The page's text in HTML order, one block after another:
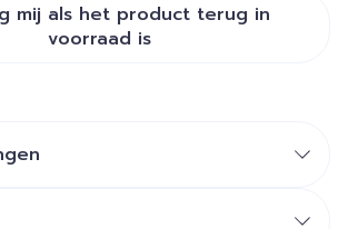
mij als het product terug in
voorraad is